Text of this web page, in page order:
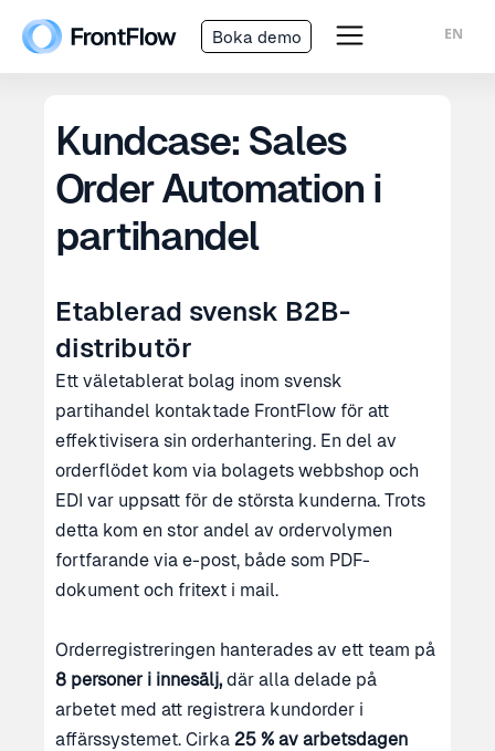
Boka demo EN
Kundcase: Sales
Order Automation i
partihandel
Etablerad svensk B2B-
distributör
Ett väletablerat bolag inom svensk
partihandel kontaktade FrontFlow för att
effektivisera sin orderhantering. En del av
orderflödet kom via bolagets webbshop och
EDI var uppsatt för de största kunderna. Trots
detta kom en stor andel av ordervolymen
fortfarande via e-post, både som PDF-
dokument och fritext i mail.
Orderregistreringen hanterades av ett team på
8 personer i innesälj, där alla delade på
arbetet med att registrera kundorder i
affärssystemet. Cirka 25 % av arbetsdagen